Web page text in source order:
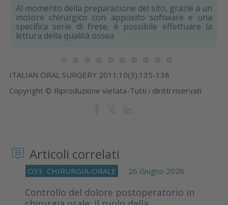
Al momento della preparazione del sito, grazie a un
motore chirurgico con apposito software e una
specifica serie di frese, è possibile effettuare la
lettura della qualità ossea
ITALIAN ORAL SURGERY 2011;10(3):135-138
Copyright © Riproduzione vietata-Tutti i diritti riservati
Articoli correlati
O33 CHIRURGIA-ORALE 26 Giugno 2026
Controllo del dolore postoperatorio in